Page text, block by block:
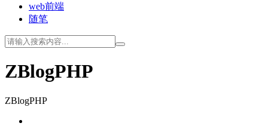
web前端
随笔
ZBlogPHP
ZBlogPHP